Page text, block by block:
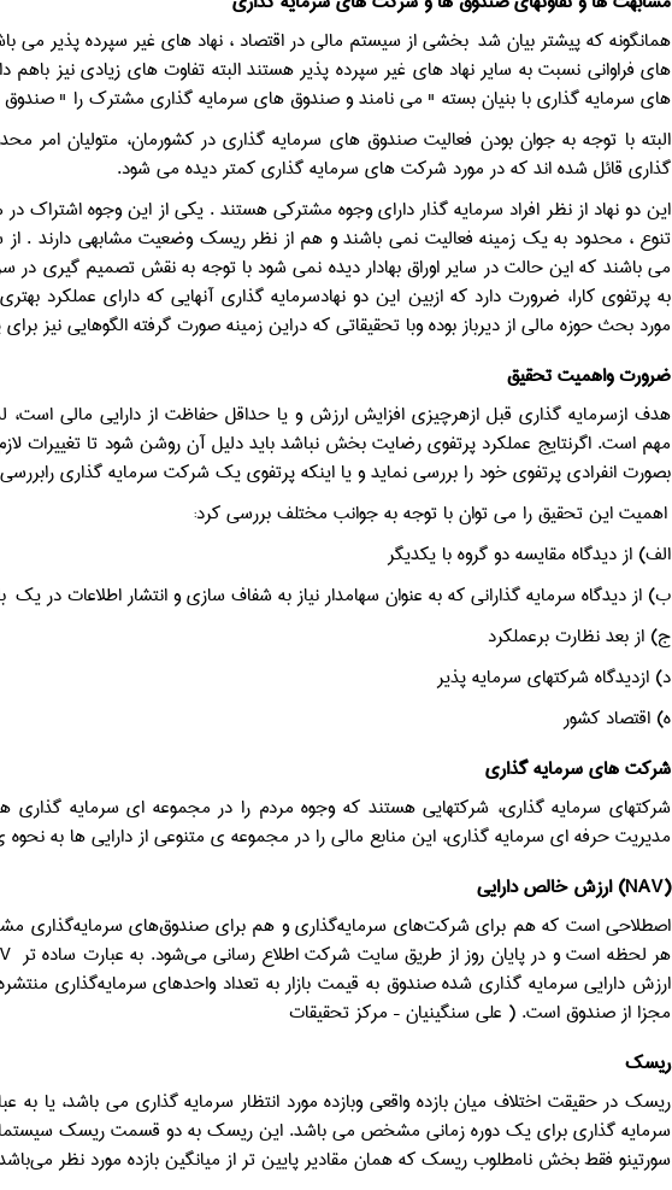
همانگونه که پیشتر بیان شد بخشی از سیستم مالی در اقتصاد ، نهاد های غیر سپرده پذیر می
های فراوانی نسبت به سایر نهاد های غیر سپرده پذیر هستند البته تفاوت های زیادی نیز
های سرمایه گذاری با بنیان بسته " می نامند و صندوق های سرمایه گذاری مشترک را " صندوق
البته با توجه به جوان بودن فعالیت صندوق های سرمایه گذاری در کشورمان، متولیان امر
گذاری قائل شده اند که در مورد شرکت های سرمایه گذاری کمتر دیده می شود.
این دو نهاد از نظر افراد سرمایه گذار دارای وجوه مشترکی هستند . یکی از این وجوه
تنوع ، محدود به یک زمینه فعالیت نمی باشند و هم از نظر ریسک وضعیت مشابهی دارند .
می باشند که این حالت در سایر اوراق بهادار دیده نمی شود با توجه به نقش تصمیم گیری
به پرتفوی کارا، ضرورت دارد که ازبین این دو نهادسرمایه گذاری آنهایی که دارای عملکرد
مورد بحث حوزه مالی از دیرباز بوده وبا تحقیقاتی که دراین زمینه صورت گرفته الگوهایی نیز
ضرورت واهمیت تحقیق
هدف ازسرمایه گذاری قبل ازهرچیزی افزایش ارزش و یا حداقل حفاظت از دارایی مالی است،
مهم است. اگرنتایج عملکرد پرتفوی رضایت بخش نباشد باید دلیل آن روشن شود تا تغییرات
بصورت انفرادی پرتفوی خود را بررسی نماید و یا اینکه پرتفوی یک شرکت سرمایه گذاری رابررسی کند
اهمیت این تحقیق را می توان با توجه به جوانب مختلف بررسی کرد:
الف) از دیدگاه مقایسه دو گروه با یکدیگر
ب) از دیدگاه سرمایه گذارانی که به عنوان سهامدار نیاز به شفاف سازی و انتشار اطلاعات در یک
ج) از بعد نظارت برعملکرد
د) ازدیدگاه شرکتهای سرمایه پذیر
ه) اقتصاد کشور
شرکت های سرمایه گذاری
شرکتهای سرمایه گذاری، شرکتهایی هستند که وجوه مردم را در مجموعه ای سرمایه
مدیریت حرفه ای سرمایه گذاری، این منابع مالی را در مجموعه ی متنوعی از دارایی ها به
ارزش خالص دارایی (NAV)
اصطلاحی است که هم برای شرکت‌های سرمایه‌گذاری و هم برای صندوق‌های سرمایه‌گذاری
هر لحظه است و در پایان روز از طریق سایت شرکت اطلاع ‌رسانی می‌شود. به عبارت ساده ‌تر
ارزش دارایی سرمایه‌ گذاری شده صندوق به قیمت بازار به تعداد واحدهای سرمایه‌گذاری
مجزا از صندوق است. ( علی سنگینیان – مرکز تحقیقات
ریسک
ریسک در حقیقت اختلاف میان بازده واقعی وبازده مورد انتظار سرمایه گذاری می باشد، یا به
سرمایه گذاری برای یک دوره زمانی مشخص می باشد. این ریسک به دو قسمت ریسک
سورتینو فقط بخش نامطلوب ریسک که همان مقادیر پایین تر از میانگین بازده مورد نظر